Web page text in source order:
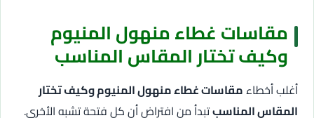
مقاسات غطاء منهول المنيوم
وكيف تختار المقاس المناسب
أغلب أخطاءمقاسات غطاء منهول المنيوم وكيف تختار
المقاس المناسبتبدأ من افتراض أن كل فتحة تشبه الأخرى.